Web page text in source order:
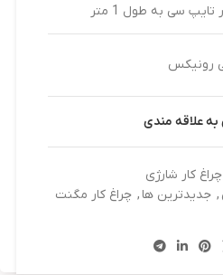
تایپ سی به طول 1 متر
رونیکس
به علاقه مندی
چراغ کار شارژی
, جدیدترین ها , چراغ کار مگنت